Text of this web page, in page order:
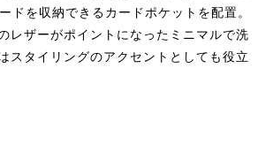
ドを収納できるカードポケットを配置。
レザーがポイントになったミニマルで洗
スタイリングのアクセントとしても役立